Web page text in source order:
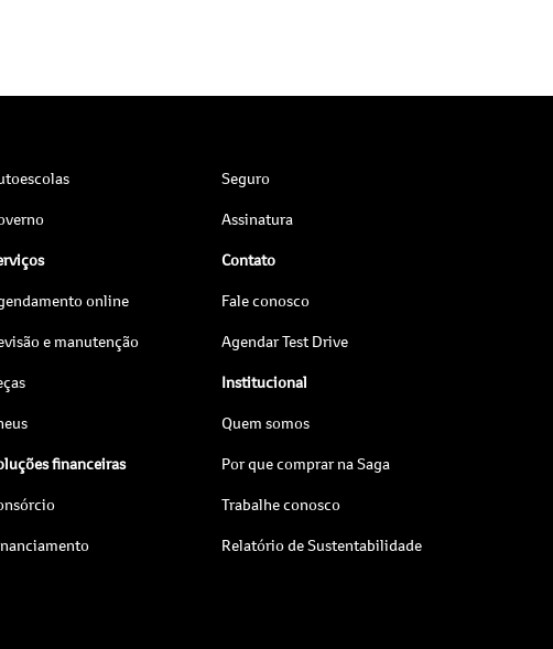
online
e manutenção
financeiras
Seguro
Assinatura
Contato
Fale conosco
Agendar Test Drive
Institucional
Quem somos
Por que comprar na Saga
Trabalhe conosco
Relatório de Sustentabilidade